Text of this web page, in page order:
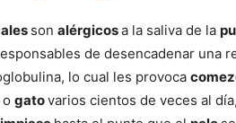
son alérgicosa la saliva de la
de desencadenar una
lo cual les provoca
o gatovarios cientos de veces al